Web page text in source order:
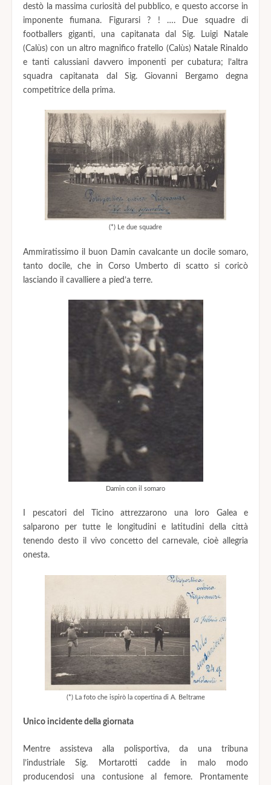
destò la massima curiosità del pubblico, e questo accorse in
imponente fiumana. Figurarsi ? ! …. Due squadre di
footballers giganti, una capitanata dal Sig. Luigi Natale
(Calùs) con un altro magnifico fratello (Calùs) Natale Rinaldo
e tanti calussiani davvero imponenti per cubatura; l’altra
squadra capitanata dal Sig. Giovanni Bergamo degna
competitrice della prima.
(*) Le due squadre
Ammiratissimo il buon Damin cavalcante un docile somaro,
tanto docile, che in Corso Umberto di scatto si coricò
lasciando il cavalliere a pied’a terre.
Damin con il somaro
I pescatori del Ticino attrezzarono una loro Galea e
salparono per tutte le longitudini e latitudini della città
tenendo desto il vivo concetto del carnevale, cioè allegria
onesta.
(*) La foto che ispirò la copertina di A. Beltrame
Unico incidente della giornata
Mentre assisteva alla polisportiva, da una tribuna
l’industriale Sig. Mortarotti cadde in malo modo
producendosi una contusione al femore. Prontamente